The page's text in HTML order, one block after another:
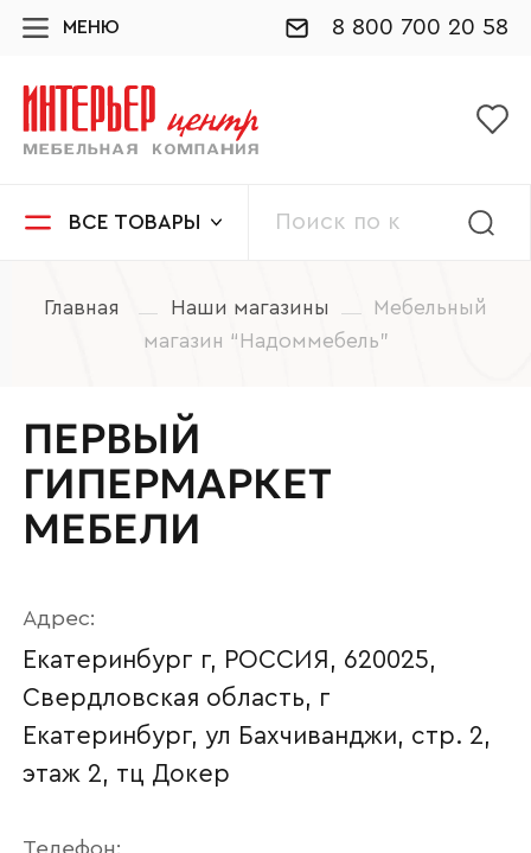
МЕНЮ 8 800 700 20 58
ВСЕ ТОВАРЫ
Главная Наши магазины
Мебельный
магазин “Надоммебель”
ПЕРВЫЙ
ГИПЕРМАРКЕТ
МЕБЕЛИ
Адрес:
Екатеринбург г, РОССИЯ, 620025,
Свердловская область, г
Екатеринбург, ул Бахчиванджи, стр. 2,
этаж 2, тц Докер